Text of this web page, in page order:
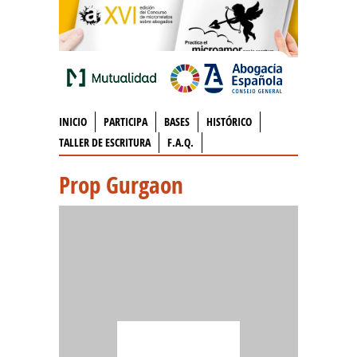
INICIO PARTICIPA BASES
HISTÓRICO
TALLER DE ESCRITURA
F.A.Q.
Prop Gurgaon